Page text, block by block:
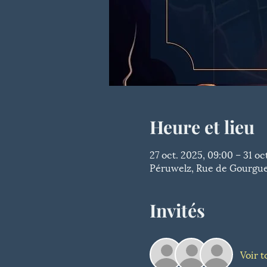
Heure et lieu
27 oct. 2025, 09:00 – 31
Péruwelz, Rue de
Invités
Voir